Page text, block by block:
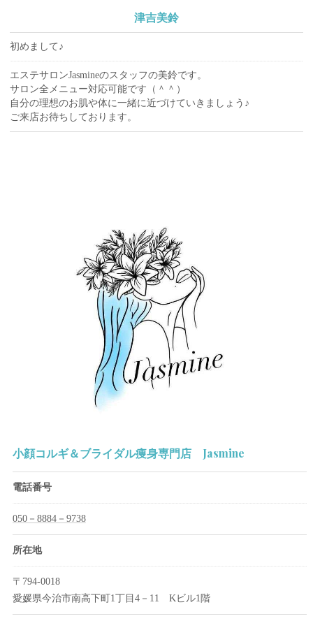
津吉美鈴
初めまして♪
エステサロンJasmineのスタッフの美鈴です。
サロン全メニュー対応可能です（＾＾）
自分の理想のお肌や体に一緒に近づけていきましょう♪
ご来店お待ちしております。
小顔コルギ＆ブライダル痩身専門店 Jasmine
電話番号
050－8884－9738
所在地
〒794-0018
愛媛県今治市南高下町1丁目4－11 Kビル1階